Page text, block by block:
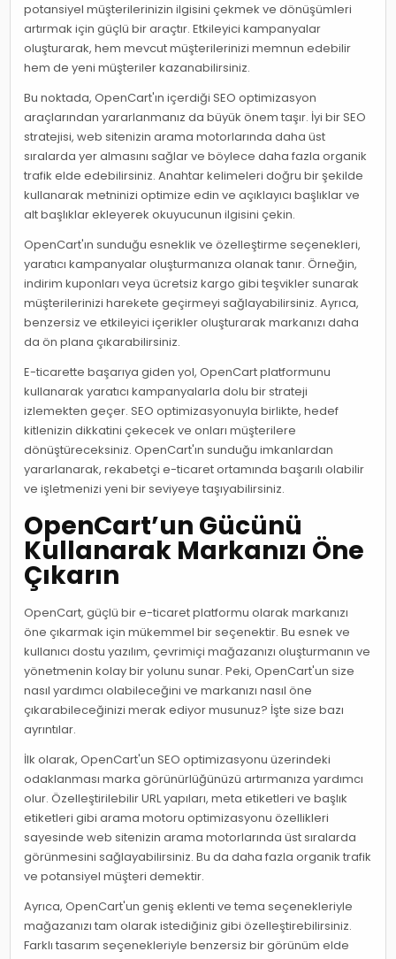
potansiyel müşterilerinizin ilgisini çekmek ve dönüşümleri
artırmak için güçlü bir araçtır. Etkileyici kampanyalar
oluşturarak, hem mevcut müşterilerinizi memnun edebilir
hem de yeni müşteriler kazanabilirsiniz.
Bu noktada, OpenCart'ın içerdiği SEO optimizasyon
araçlarından yararlanmanız da büyük önem taşır. İyi bir SEO
stratejisi, web sitenizin arama motorlarında daha üst
sıralarda yer almasını sağlar ve böylece daha fazla organik
trafik elde edebilirsiniz. Anahtar kelimeleri doğru bir şekilde
kullanarak metninizi optimize edin ve açıklayıcı başlıklar ve
alt başlıklar ekleyerek okuyucunun ilgisini çekin.
OpenCart'ın sunduğu esneklik ve özelleştirme seçenekleri,
yaratıcı kampanyalar oluşturmanıza olanak tanır. Örneğin,
indirim kuponları veya ücretsiz kargo gibi teşvikler sunarak
müşterilerinizi harekete geçirmeyi sağlayabilirsiniz. Ayrıca,
benzersiz ve etkileyici içerikler oluşturarak markanızı daha
da ön plana çıkarabilirsiniz.
E-ticarette başarıya giden yol, OpenCart platformunu
kullanarak yaratıcı kampanyalarla dolu bir strateji
izlemekten geçer. SEO optimizasyonuyla birlikte, hedef
kitlenizin dikkatini çekecek ve onları müşterilere
dönüştüreceksiniz. OpenCart'ın sunduğu imkanlardan
yararlanarak, rekabetçi e-ticaret ortamında başarılı olabilir
ve işletmenizi yeni bir seviyeye taşıyabilirsiniz.
OpenCart’un Gücünü
Kullanarak Markanızı Öne
Çıkarın
OpenCart, güçlü bir e-ticaret platformu olarak markanızı
öne çıkarmak için mükemmel bir seçenektir. Bu esnek ve
kullanıcı dostu yazılım, çevrimiçi mağazanızı oluşturmanın ve
yönetmenin kolay bir yolunu sunar. Peki, OpenCart'un size
nasıl yardımcı olabileceğini ve markanızı nasıl öne
çıkarabileceğinizi merak ediyor musunuz? İşte size bazı
ayrıntılar.
İlk olarak, OpenCart'un SEO optimizasyonu üzerindeki
odaklanması marka görünürlüğünüzü artırmanıza yardımcı
olur. Özelleştirilebilir URL yapıları, meta etiketleri ve başlık
etiketleri gibi arama motoru optimizasyonu özellikleri
sayesinde web sitenizin arama motorlarında üst sıralarda
görünmesini sağlayabilirsiniz. Bu da daha fazla organik trafik
ve potansiyel müşteri demektir.
Ayrıca, OpenCart'un geniş eklenti ve tema seçenekleriyle
mağazanızı tam olarak istediğiniz gibi özelleştirebilirsiniz.
Farklı tasarım seçenekleriyle benzersiz bir görünüm elde